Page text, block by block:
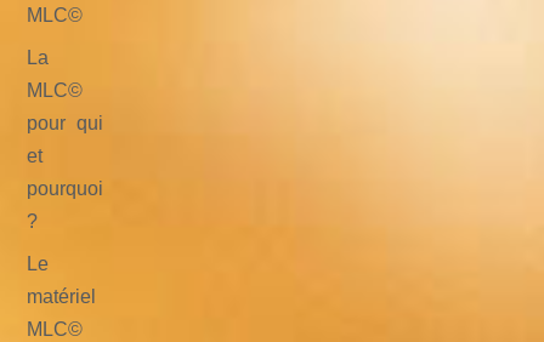
MLC©
La
MLC©
pour qui
et
pourquoi
?
Le
matériel
MLC©